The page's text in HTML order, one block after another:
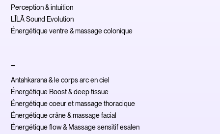
Perception & intuition
LĪLĀ Sound Evolution
Énergétique ventre & massage colonique
Antahkarana & le corps arc en ciel
Énergétique Boost & deep tissue
Énergétique coeur et massage thoracique
Énergétique crâne & massage facial
Énergétique flow & Massage sensitif esalen